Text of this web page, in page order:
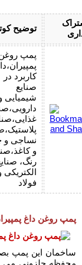
توضیح
پمپ
کاربرد در
صنایع
شیمیایی
نساجی و
و
رنگ،
الکتریکی
فولاد
پمپ روغن داغ
ساخمان این پمپ